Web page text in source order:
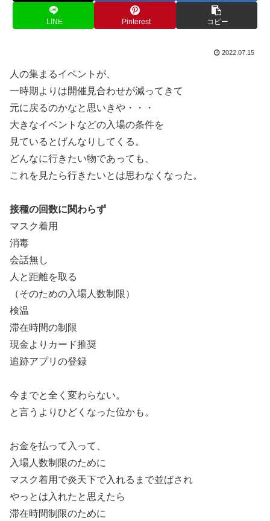
LINE Pinterest コピー
2022.07.15
人の集まるイベントが、
一時期よりは開催見合わせが減ってきて
元に戻るのかなと思いきや・・・
大きなイベントなどの入場の条件を
見ているとげんなりしてくる。
どんなに行きたい物であっても、
これを見たら行きたいとは思わなくなった。
接種の回数に関わらず
マスク着用
消毒
会話無し
人と距離を取る
（そのための入場人数制限）
検温
滞在時間の制限
現金よりカード推奨
追跡アプリの登録
今までと全く変わらない。
と言うよりひどくなった位かも。
お金を払って入って、
入場人数制限のために
マスク着用で炎天下で入れるまで並ばされ
やっとは入れたと思えたら
滞在時間制限のために